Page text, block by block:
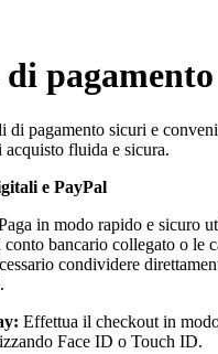
pagamento
di pagamento sicuri e
acquisto fluida e sicura.
e PayPal
in modo rapido e sicuro
conto bancario collegato o le
condividere
Effettua il checkout in
Face ID o Touch ID.